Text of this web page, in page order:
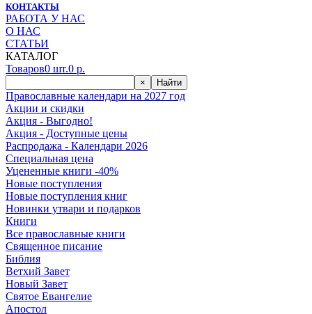
КОНТАКТЫ
РАБОТА У НАС
О НАС
СТАТЬИ
КАТАЛОГ
Товаров0 шт.0 р.
× Найти
Православные календари на 2027 год
Акции и скидки
Акция - Выгодно!
Акция - Доступные цены
Распродажа - Календари 2026
Специальная цена
Уцененные книги -40%
Новые поступления
Новые поступления книг
Новинки утвари и подарков
Книги
Все православные книги
Священное писание
Библия
Ветхий Завет
Новый Завет
Святое Евангелие
Апостол